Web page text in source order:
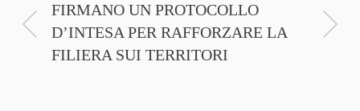
FIRMANO UN PROTOCOLLO
D’INTESA PER RAFFORZARE LA
FILIERA SUI TERRITORI